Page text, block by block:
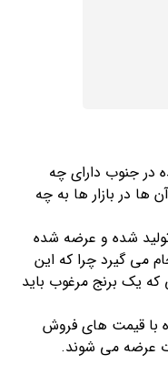
در جنوب دارای چه
در بازار ها به چه
شده و عرضه شده
می گیرد چرا که این
یک برنج مرغوب باید
با قیمت های فروش
عرضه می شوند.